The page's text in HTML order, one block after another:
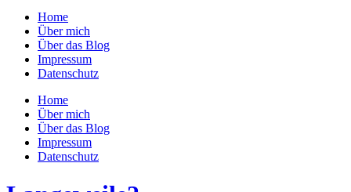
Home
Über mich
Über das Blog
Impressum
Datenschutz
Home
Über mich
Über das Blog
Impressum
Datenschutz